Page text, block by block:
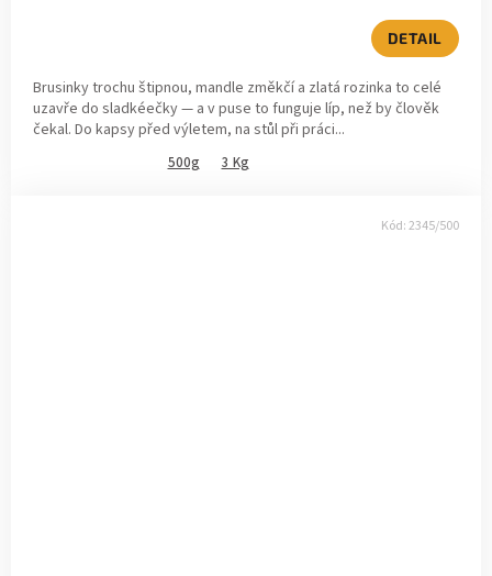
DETAIL
Brusinky trochu štipnou, mandle změkčí a zlatá rozinka to celé
uzavře do sladkéečky — a v puse to funguje líp, než by člověk
čekal. Do kapsy před výletem, na stůl při práci...
500g 3 Kg
Kód:2345/500